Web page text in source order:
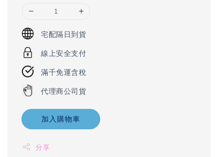
宅配隔日到貨
線上安全支付
滿千免運含稅
代理商公司貨
加入購物車
分享